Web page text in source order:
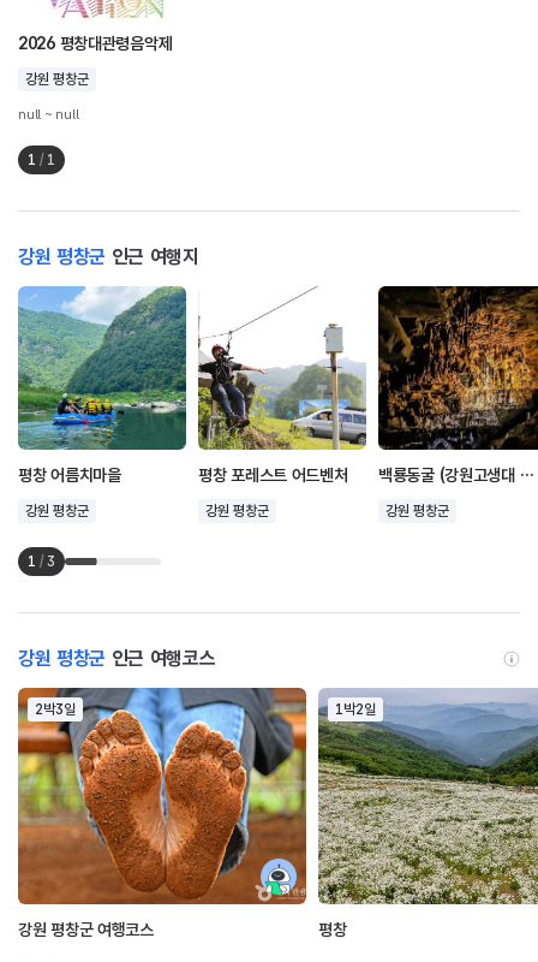
2026 평창대관령음악제
강원 평창군
null ~ null
1 / 1
강원 평창군 인근 여행지
평창 어름치마을
강원 평창군
평창 포레스트 어드벤처
강원 평창군
백룡동굴 (강원고생대 국가지질공원)
강원 평창군
1 / 3
강원 평창군 인근 여행코스
2박3일
강원 평창군 여행코스
1박2일
평창